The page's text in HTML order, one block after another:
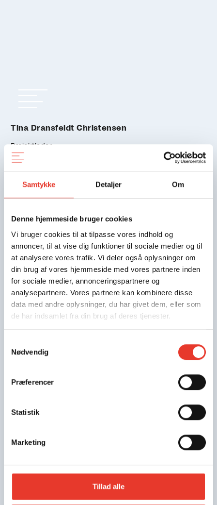
Samtykke Detaljer Om
Denne hjemmeside bruger cookies
Vi bruger cookies til at tilpasse vores indhold og
annoncer, til at vise dig funktioner til sociale medier og til
at analysere vores trafik. Vi deler også oplysninger om
din brug af vores hjemmeside med vores partnere inden
for sociale medier, annonceringspartnere og
analysepartnere. Vores partnere kan kombinere disse
data med andre oplysninger, du har givet dem, eller som
de har indsamlet fra din brug af deres tjenester.
Nødvendig
Præferencer
Statistik
Marketing
Tillad alle
Tina Dransfeldt Christensen
Projektleder